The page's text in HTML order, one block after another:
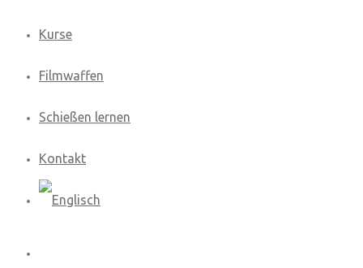
Kurse
Filmwaffen
Schießen lernen
Kontakt